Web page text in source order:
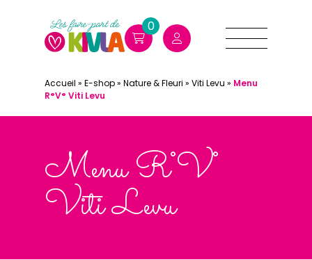
0
Accueil » E-shop» Nature & Fleuri » Viti Levu » Menu
R°V° Viti Levu
Menu R°V°
Viti Levu